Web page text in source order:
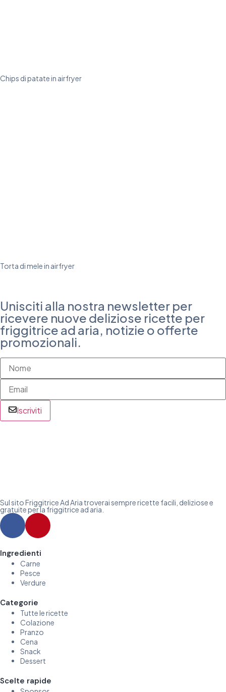
Chips di patate in airfryer
Torta di mele in airfryer
Unisciti alla nostra newsletter per
ricevere nuove deliziose ricette per
friggitrice ad aria, notizie o offerte
promozionali.
Iscriviti
Sul sito Friggitrice Ad Aria troverai sempre ricette facili, deliziose e
gratuite per la friggitrice ad aria.
Ingredienti
Carne
Pesce
Verdure
Categorie
Tutte le ricette
Colazione
Pranzo
Cena
Snack
Dessert
Scelte rapide